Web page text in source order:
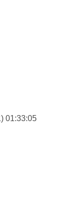
) 01:33:05